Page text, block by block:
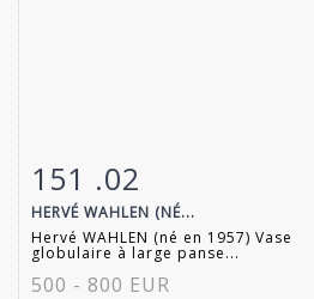
Fiche détaillée
151 .02
HERVÉ WAHLEN (NÉ...
Hervé WAHLEN (né en 1957) Vase
globulaire à large panse...
500 - 800 EUR